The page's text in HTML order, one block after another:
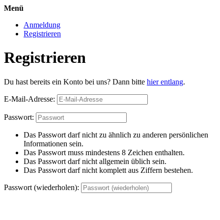
Menü
Anmeldung
Registrieren
Registrieren
Du hast bereits ein Konto bei uns? Dann bitte hier entlang.
E-Mail-Adresse:
Passwort:
Das Passwort darf nicht zu ähnlich zu anderen persönlichen
Informationen sein.
Das Passwort muss mindestens 8 Zeichen enthalten.
Das Passwort darf nicht allgemein üblich sein.
Das Passwort darf nicht komplett aus Ziffern bestehen.
Passwort (wiederholen):